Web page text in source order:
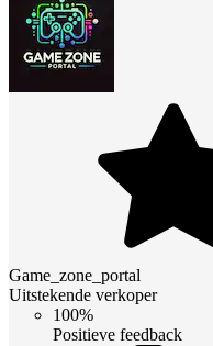
Game_zone_portal
Uitstekende verkoper
100%
Positieve feedback